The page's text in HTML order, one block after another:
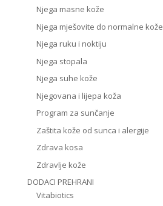
Njega masne kože
Njega mješovite do normalne kože
Njega ruku i noktiju
Njega stopala
Njega suhe kože
Njegovana i lijepa koža
Program za sunčanje
Zaštita kože od sunca i alergije
Zdrava kosa
Zdravlje kože
DODACI PREHRANI
Vitabiotics